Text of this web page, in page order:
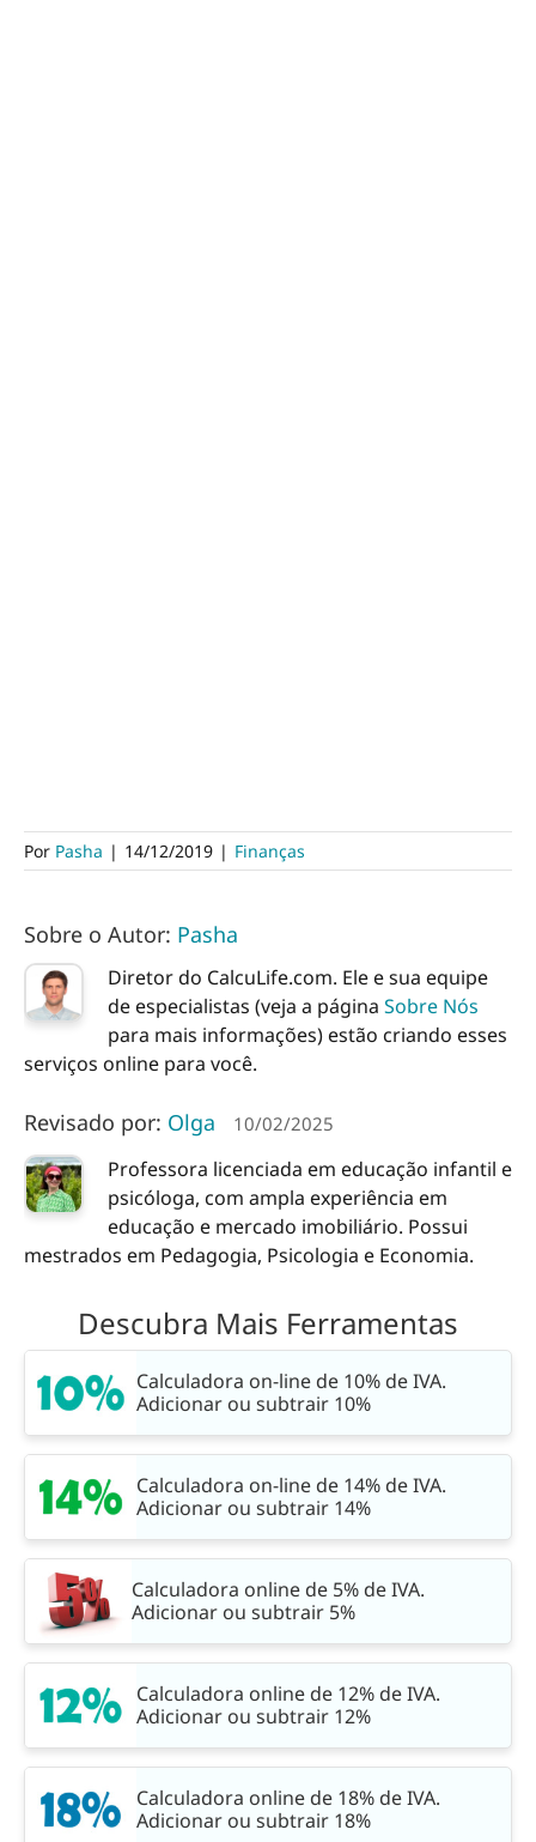
Por Pasha | 14/12/2019 | Finanças
Sobre o Autor: Pasha
Diretor do CalcuLife.com. Ele e sua equipe
de especialistas (veja a página Sobre Nós
para mais informações) estão criando esses
serviços online para você.
Revisado por: Olga 10/02/2025
Professora licenciada em educação infantil e
psicóloga, com ampla experiência em
educação e mercado imobiliário. Possui
mestrados em Pedagogia, Psicologia e Economia.
Descubra Mais Ferramentas
Calculadora on-line de 10% de IVA.
Adicionar ou subtrair 10%
Calculadora on-line de 14% de IVA.
Adicionar ou subtrair 14%
Calculadora online de 5% de IVA.
Adicionar ou subtrair 5%
Calculadora online de 12% de IVA.
Adicionar ou subtrair 12%
Calculadora online de 18% de IVA.
Adicionar ou subtrair 18%